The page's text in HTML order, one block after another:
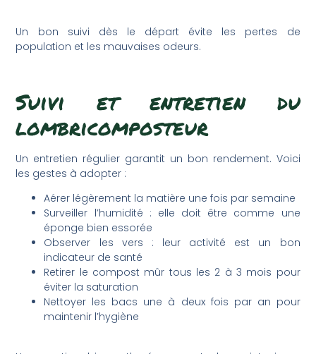
Un bon suivi dès le départ évite les pertes de
population et les mauvaises odeurs.
Suivi et entretien du
lombricomposteur
Un entretien régulier garantit un bon rendement. Voici
les gestes à adopter :
Aérer légèrement la matière une fois par semaine
Surveiller l’humidité : elle doit être comme une
éponge bien essorée
Observer les vers : leur activité est un bon
indicateur de santé
Retirer le compost mûr tous les 2 à 3 mois pour
éviter la saturation
Nettoyer les bacs une à deux fois par an pour
maintenir l’hygiène